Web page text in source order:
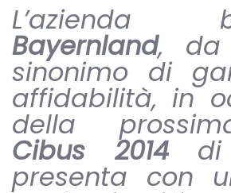
L’azienda
Bayernland, da
sinonimo di
affidabilità, in
della
Cibus 2014di
presenta con